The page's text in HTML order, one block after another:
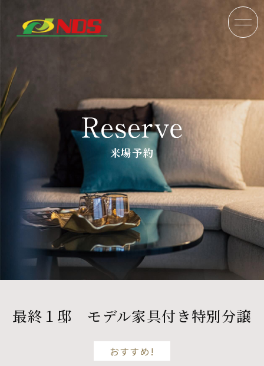
分譲戸建
分譲マンション
来場予約
最終１邸 モデル家具付き特別分譲
おすすめ!